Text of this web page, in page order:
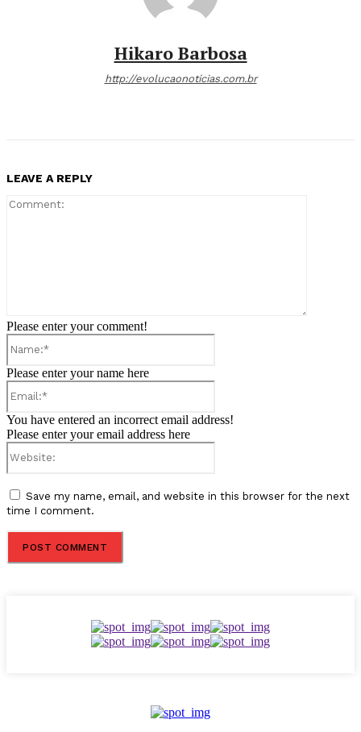
Hikaro Barbosa
http://evolucaonoticias.com.br
LEAVE A REPLY
Please enter your comment!
Please enter your name here
You have entered an incorrect email address!
Please enter your email address here
Save my name, email, and website in this browser for the next
time I comment.